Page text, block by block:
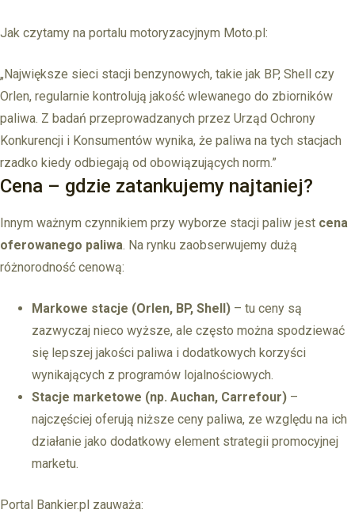
Jak czytamy na portalu motoryzacyjnym Moto.pl:
„Największe sieci stacji benzynowych, takie jak BP, Shell czy
Orlen, regularnie kontrolują jakość wlewanego do zbiorników
paliwa. Z badań przeprowadzanych przez Urząd Ochrony
Konkurencji i Konsumentów wynika, że paliwa na tych stacjach
rzadko kiedy odbiegają od obowiązujących norm.”
Cena – gdzie zatankujemy najtaniej?
Innym ważnym czynnikiem przy wyborze stacji paliw jest cena
oferowanego paliwa. Na rynku zaobserwujemy dużą
różnorodność cenową:
Markowe stacje (Orlen, BP, Shell) – tu ceny są
zazwyczaj nieco wyższe, ale często można spodziewać
się lepszej jakości paliwa i dodatkowych korzyści
wynikających z programów lojalnościowych.
Stacje marketowe (np. Auchan, Carrefour) –
najczęściej oferują niższe ceny paliwa, ze względu na ich
działanie jako dodatkowy element strategii promocyjnej
marketu.
Portal Bankier.pl zauważa: